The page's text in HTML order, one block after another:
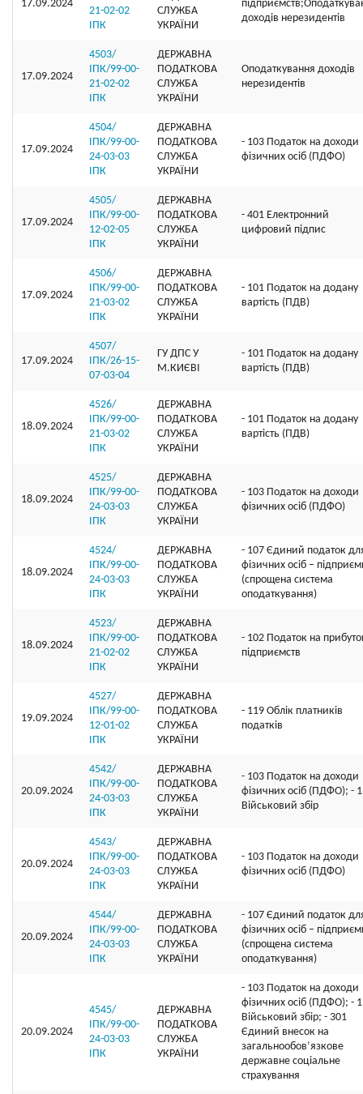
17.09.2024
21-02-02
ІПК
СЛУЖБА
УКРАЇНИ
доходів нерезидентів
17.09.2024
4503/
ІПК/99-00-
21-02-02
ІПК
ДЕРЖАВНА
ПОДАТКОВА
СЛУЖБА
УКРАЇНИ
Оподаткування доходів
нерезидентів
17.09.2024
4504/
ІПК/99-00-
24-03-03
ІПК
ДЕРЖАВНА
ПОДАТКОВА
СЛУЖБА
УКРАЇНИ
- 103 Податок на доходи
фізичних осіб (ПДФО)
17.09.2024
4505/
ІПК/99-00-
12-02-05
ІПК
ДЕРЖАВНА
ПОДАТКОВА
СЛУЖБА
УКРАЇНИ
- 401 Електронний
цифровий підпис
17.09.2024
4506/
ІПК/99-00-
21-03-02
ІПК
ДЕРЖАВНА
ПОДАТКОВА
СЛУЖБА
УКРАЇНИ
- 101 Податок на додану
вартість (ПДВ)
17.09.2024
4507/
ІПК/26-15-
07-03-04
ГУ ДПС У
М.КИЄВІ
- 101 Податок на додану
вартість (ПДВ)
18.09.2024
4526/
ІПК/99-00-
21-03-02
ІПК
ДЕРЖАВНА
ПОДАТКОВА
СЛУЖБА
УКРАЇНИ
- 101 Податок на додану
вартість (ПДВ)
18.09.2024
4525/
ІПК/99-00-
24-03-03
ІПК
ДЕРЖАВНА
ПОДАТКОВА
СЛУЖБА
УКРАЇНИ
- 103 Податок на доходи
фізичних осіб (ПДФО)
18.09.2024
4524/
ІПК/99-00-
24-03-03
ІПК
ДЕРЖАВНА
ПОДАТКОВА
СЛУЖБА
УКРАЇНИ
- 107 Єдиний податок
фізичних осіб –
(спрощена система
оподаткування)
18.09.2024
4523/
ІПК/99-00-
21-02-02
ІПК
ДЕРЖАВНА
ПОДАТКОВА
СЛУЖБА
УКРАЇНИ
- 102 Податок на
підприємств
19.09.2024
4527/
ІПК/99-00-
12-01-02
ІПК
ДЕРЖАВНА
ПОДАТКОВА
СЛУЖБА
УКРАЇНИ
- 119 Облік платників
податків
20.09.2024
4542/
ІПК/99-00-
24-03-03
ІПК
ДЕРЖАВНА
ПОДАТКОВА
СЛУЖБА
УКРАЇНИ
- 103 Податок на доходи
фізичних осіб (ПДФО); -
Військовий збір
20.09.2024
4543/
ІПК/99-00-
24-03-03
ІПК
ДЕРЖАВНА
ПОДАТКОВА
СЛУЖБА
УКРАЇНИ
- 103 Податок на доходи
фізичних осіб (ПДФО)
20.09.2024
4544/
ІПК/99-00-
24-03-03
ІПК
ДЕРЖАВНА
ПОДАТКОВА
СЛУЖБА
УКРАЇНИ
- 107 Єдиний податок
фізичних осіб –
(спрощена система
оподаткування)
20.09.2024
4545/
ІПК/99-00-
24-03-03
ІПК
ДЕРЖАВНА
ПОДАТКОВА
СЛУЖБА
УКРАЇНИ
- 103 Податок на доходи
фізичних осіб (ПДФО); -
Військовий збір; - 301
Єдиний внесок на
загальнообов’язкове
державне соціальне
страхування